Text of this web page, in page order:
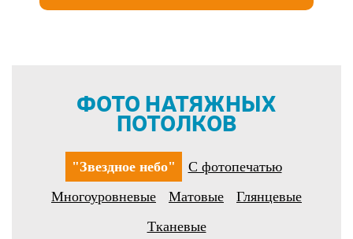
ФОТО НАТЯЖНЫХ
ПОТОЛКОВ
"Звездное небо"
С фотопечатью
Многоуровневые
Матовые
Глянцевые
Тканевые